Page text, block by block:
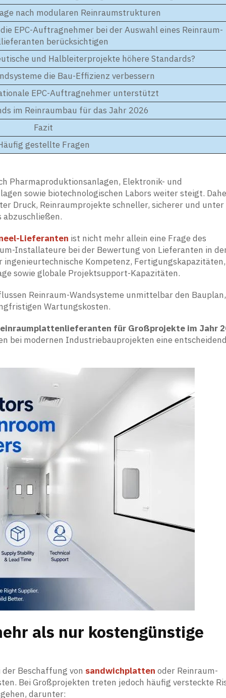
nach modularen Reinraumstrukturen
EPC-Auftragnehmer bei der Auswahl eines Reinraum-
berücksichtigen
und Halbleiterprojekte höhere Standards?
die Bau-Effizienz verbessern
EPC-Auftragnehmer unterstützt
im Reinraumbau für das Jahr 2026
Fazit
gestellte Fragen
Pharmaproduktionsanlagen, Elektronik- und
sowie biotechnologischen Labors weiter steigt.
Druck, Reinraumprojekte schneller, sicherer und unter
abzuschließen.
Lieferanten ist nicht mehr allein eine Frage des
Installateure bei der Bewertung von Lieferanten in
Kompetenz, Fertigungskapazitäten,
sowie globale Projektsupport-Kapazitäten.
Reinraum-Wandsysteme unmittelbar den
Wartungskosten.
für Großprojekte im Jahr
bei modernen Industriebauprojekten eine
als nur kostengünstige
Beschaffung von sandwichplatten oder Reinraum-
Bei Großprojekten treten jedoch häufig versteckte
darunter: